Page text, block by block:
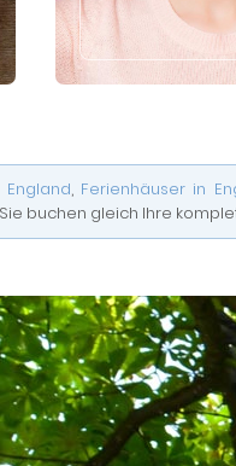
, Ferienhäuser in
buchen gleich Ihre